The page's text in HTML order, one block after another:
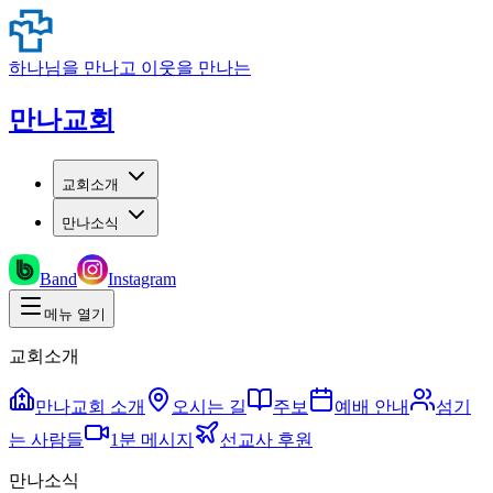
하나님을 만나고 이웃을 만나는
만나교회
교회소개
만나소식
Band Instagram
메뉴 열기
교회소개
만나교회 소개 오시는 길 주보 예배 안내
섬기
는 사람들
1분 메시지 선교사 후원
만나소식